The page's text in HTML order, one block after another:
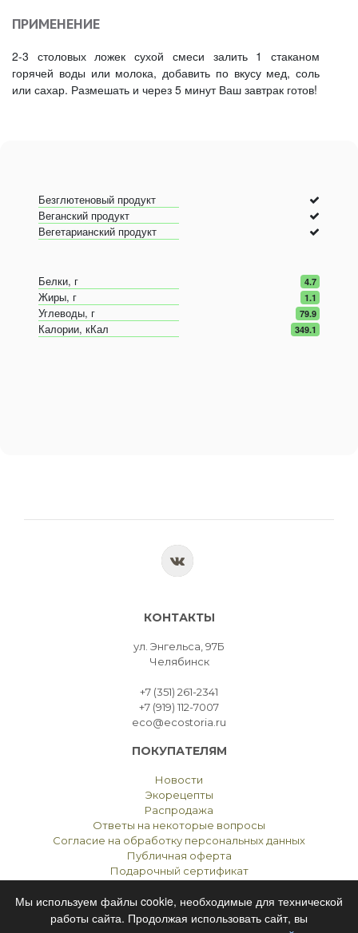
ПРИМЕНЕНИЕ
2-3 столовых ложек сухой смеси залить 1 стаканом
горячей воды или молока, добавить по вкусу мед, соль
или сахар. Размешать и через 5 минут Ваш завтрак готов!
Безглютеновый продукт
Веганский продукт
Вегетарианский продукт
Белки, г 4.7
Жиры, г 1.1
Углеводы, г 79.9
Калории, кКал 349.1
КОНТАКТЫ
ул. Энгельса, 97Б
Челябинск
+7 (351) 261-2341
+7 (919) 112-7007
eco@ecostoria.ru
ПОКУПАТЕЛЯМ
Новости
Экорецепты
Распродажа
Ответы на некоторые вопросы
Согласие на обработку персональных данных
Публичная оферта
Подарочный сертификат
Мы используем файлы cookie, необходимые для технической
работы сайта. Продолжая использовать сайт, вы